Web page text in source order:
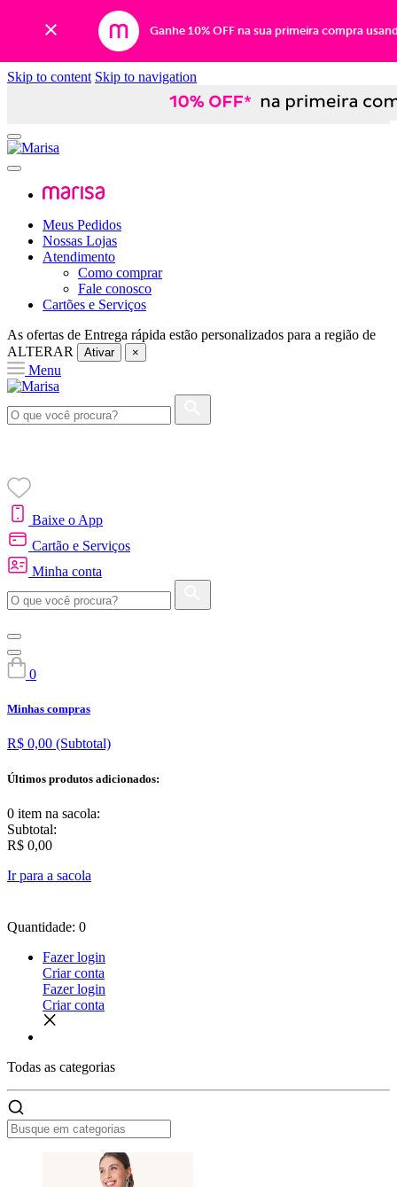
Ganhe 10% OFF na sua primeira compra
Skip to content Skip to navigation
Meus Pedidos
Nossas Lojas
Atendimento
Como comprar
Fale conosco
Cartões e Serviços
As ofertas de Entrega rápida estão personalizados para a região de
ALTERAR
Ativar ×
Menu
Baixe o App
Cartão e Serviços
Minha conta
0
Minhas compras
R$ 0,00 (Subtotal)
Últimos produtos adicionados:
0 item na sacola:
Subtotal:
R$ 0,00
Ir para a sacola
Quantidade: 0
Fazer login
Criar conta
Fazer login
Criar conta
Todas as categorias